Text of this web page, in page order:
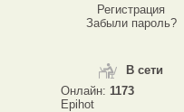
Регистрация
Забыли пароль?
В сети
Онлайн: 1173
Epihot